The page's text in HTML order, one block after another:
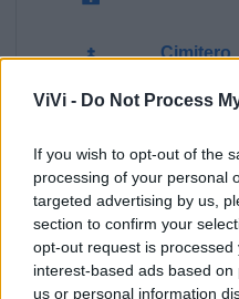
ViVi - Do Not Process
If you wish to opt-out of the
processing of your personal
targeted advertising by us,
section to confirm your
opt-out request is
interest-based ads based
us or personal information
Cimitero
Ufficio
Guardia
Polizia